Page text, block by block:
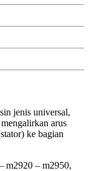
jenis universal,
arus
ke bagian
m2920 – m2950,